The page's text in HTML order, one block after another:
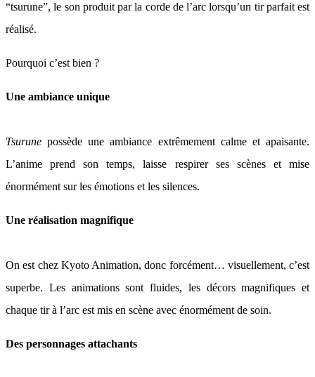
“tsurune”, le son produit par la corde de l’arc lorsqu’un tir parfait est
réalisé.
Pourquoi c’est bien ?
Une ambiance unique
Tsurune possède une ambiance extrêmement calme et apaisante.
L’anime prend son temps, laisse respirer ses scènes et mise
énormément sur les émotions et les silences.
Une réalisation magnifique
On est chez Kyoto Animation, donc forcément… visuellement, c’est
superbe. Les animations sont fluides, les décors magnifiques et
chaque tir à l’arc est mis en scène avec énormément de soin.
Des personnages attachants